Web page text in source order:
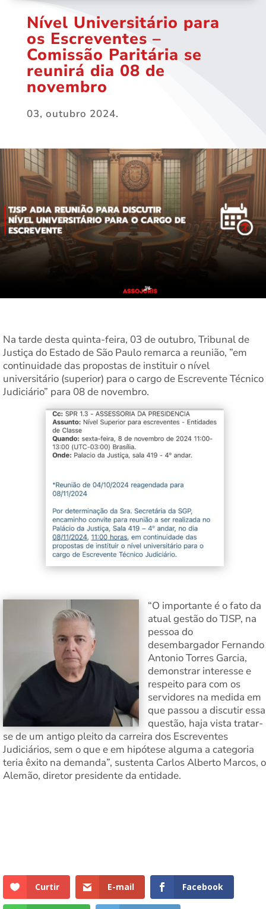
Nível Universitário para
os Escreventes –
Comissão Paritária se
reunirá dia 08 de
novembro
03, outubro 2024.
Na tarde desta quinta-feira, 03 de outubro, Tribunal de
Justiça do Estado de São Paulo remarca a reunião, ”em
continuidade das propostas de instituir o nível
universitário (superior) para o cargo de Escrevente Técnico
Judiciário” para 08 de novembro.
“O importante é o fato da
atual gestão do TJSP, na
pessoa do
desembargador Fernando
Antonio Torres Garcia,
demonstrar interesse e
respeito para com os
servidores na medida em
que passou a discutir essa
questão, haja vista tratar-
se de um antigo pleito da carreira dos Escreventes
Judiciários, sem o que e em hipótese alguma a categoria
teria êxito na demanda”, sustenta Carlos Alberto Marcos, o
Alemão, diretor presidente da entidade.
Curtir E-mail Facebook